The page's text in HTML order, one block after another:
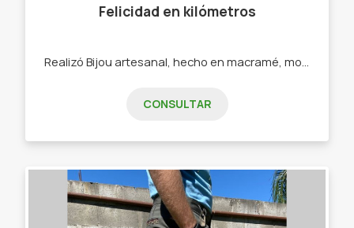
Felicidad en kilómetros
CONSULTAR